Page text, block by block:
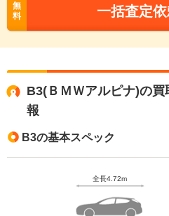
無
料
一括査定
B3(ＢＭＷアルピナ)の
報
B3の基本スペック
全長4.72m